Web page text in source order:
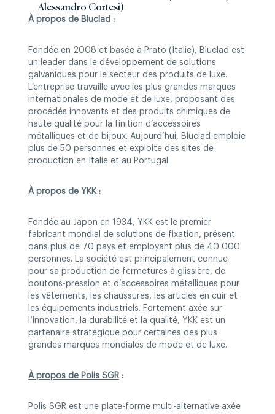
Alessandro Cortesi)
À propos de Bluclad :
Fondée en 2008 et basée à Prato (Italie), Bluclad est
un leader dans le développement de solutions
galvaniques pour le secteur des produits de luxe.
L’entreprise travaille avec les plus grandes marques
internationales de mode et de luxe, proposant des
procédés innovants et des produits chimiques de
haute qualité pour la finition d’accessoires
métalliques et de bijoux. Aujourd’hui, Bluclad emploie
plus de 50 personnes et exploite des sites de
production en Italie et au Portugal.
À propos de YKK:
Fondée au Japon en 1934, YKK est le premier
fabricant mondial de solutions de fixation, présent
dans plus de 70 pays et employant plus de 40 000
personnes. La société est principalement connue
pour sa production de fermetures à glissière, de
boutons-pression et d’accessoires métalliques pour
les vêtements, les chaussures, les articles en cuir et
les équipements industriels. Fortement axée sur
l’innovation, la durabilité et la qualité, YKK est un
partenaire stratégique pour certaines des plus
grandes marques mondiales de mode et de luxe.
À propos de Polis SGR :
Polis SGR est une plate-forme multi-alternative axée